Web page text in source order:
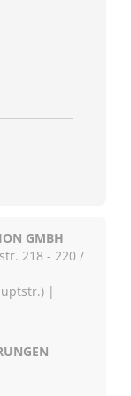
GMBH
218 - 220 /
|